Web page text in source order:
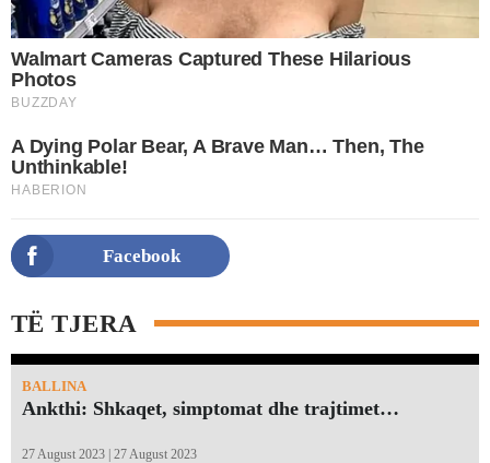
Facebook
TË TJERA
BALLINA
Ankthi: Shkaqet, simptomat dhe trajtimet…
27 August 2023 | 27 August 2023